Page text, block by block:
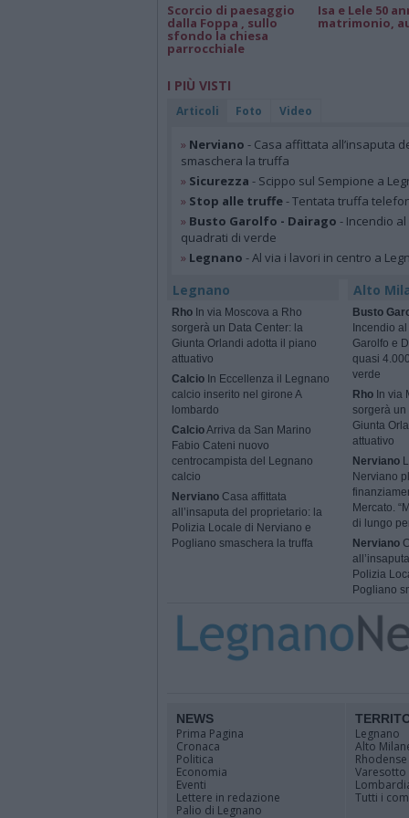
Scorcio di paesaggio
dalla Foppa , sullo
sfondo la chiesa
parrocchiale
Isa e Lele 50
matrimonio,
I PIÙ VISTI
Articoli Foto Video
» Nerviano - Casa affittata all’insaputa
smaschera la truffa
» Sicurezza - Scippo sul Sempione a
» Stop alle truffe- Tentata truffa
» Busto Garolfo - Dairago - Incendio
quadrati di verde
» Legnano - Al via i lavori in centro a
Legnano
Rho In via Moscova a Rho
sorgerà un Data Center: la
Giunta Orlandi adotta il piano
attuativo
Calcio In Eccellenza il Legnano
calcio inserito nel girone A
lombardo
CalcioArriva da San Marino
Fabio Cateni nuovo
centrocampista del Legnano
calcio
Nerviano Casa affittata
all’insaputa del proprietario: la
Polizia Locale di Nerviano e
Pogliano smaschera la truffa
Alto
Busto
Incendio
Garolfo e
quasi
verde
RhoIn via
sorgerà un
Giunta
attuativo
Nerviano
Nerviano
Mercato.
di lungo
Nerviano
Polizia
Pogliano
NEWS
Prima Pagina
Cronaca
Politica
Economia
Eventi
Lettere in redazione
Palio di Legnano
Legnano
Alto
Rhodense
Varesotto
Tutti i